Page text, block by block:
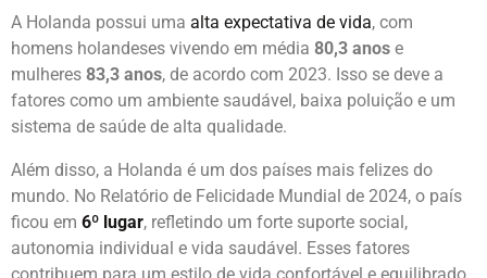
3. Alta expectativa de vida e felicidade na Holanda
A Holanda possui uma alta expectativa de vida, com
homens holandeses vivendo em média80,3 anos e
mulheres83,3 anos, de acordo com 2023. Isso se deve a
fatores como um ambiente saudável, baixa poluição e um
sistema de saúde de alta qualidade.
Além disso, a Holanda é um dos países mais felizes do
mundo. No Relatório de Felicidade Mundial de 2024, o país
ficou em6º lugar, refletindo um forte suporte social,